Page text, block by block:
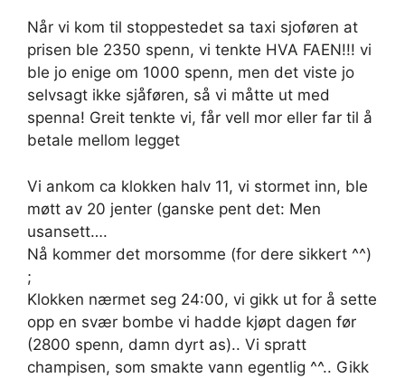
Når vi kom til stoppestedet sa taxi sjoføren at
prisen ble 2350 spenn, vi tenkte HVA FAEN!!! vi
ble jo enige om 1000 spenn, men det viste jo
selvsagt ikke sjåføren, så vi måtte ut med
spenna! Greit tenkte vi, får vell mor eller far til å
betale mellom legget
Vi ankom ca klokken halv 11, vi stormet inn, ble
møtt av 20 jenter (ganske pent det: Men
usansett….
Nå kommer det morsomme (for dere sikkert ^^)
;
Klokken nærmet seg 24:00, vi gikk ut for å sette
opp en svær bombe vi hadde kjøpt dagen før
(2800 spenn, damn dyrt as).. Vi spratt
champisen, som smakte vann egentlig ^^.. Gikk